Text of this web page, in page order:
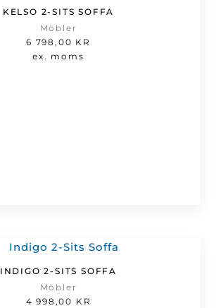
KELSO 2-SITS SOFFA
Möbler
6 798,00 KR
ex. moms
INDIGO 2-SITS SOFFA
Möbler
4 998,00 KR